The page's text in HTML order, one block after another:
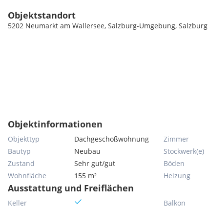
Objektstandort
5202 Neumarkt am Wallersee, Salzburg-Umgebung, Salzburg
Objektinformationen
Objekttyp
Dachgeschoßwohnung
Bautyp
Neubau
Zustand
Sehr gut/gut
Wohnfläche
155 m²
Zimmer
Stockwerk(e)
Böden
Heizung
Ausstattung und Freiflächen
Keller
Balkon